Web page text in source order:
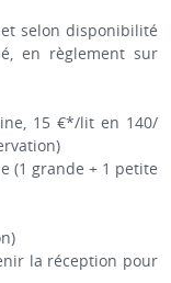
selon disponibilité
en règlement sur
15 €*/lit en 140/
(1 grande + 1 petite
la réception pour